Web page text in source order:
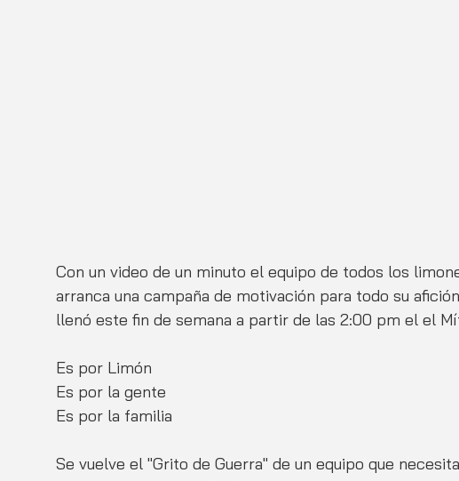
Con un video de un minuto el equipo de todos los
arranca una campaña de motivación para todo su
llenó este fin de semana a partir de las 2:00 pm el el
Es por Limón
Es por la gente
Es por la familia
Se vuelve el "Grito de Guerra" de un equipo que